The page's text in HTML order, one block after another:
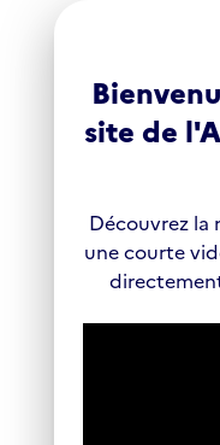
site de
Découvrez la
une courte